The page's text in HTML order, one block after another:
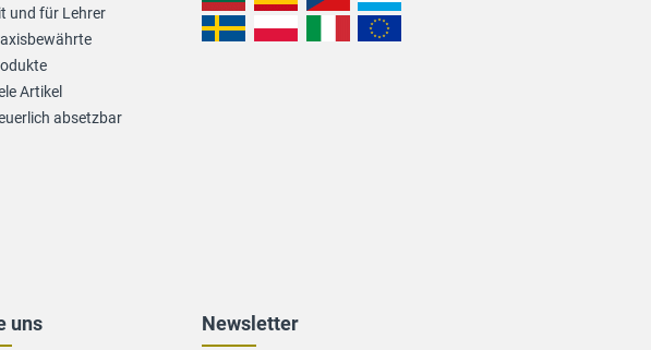
uns
und für Lehrer
Artikel
absetzbar
Newsletter